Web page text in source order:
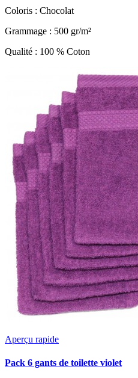
Coloris : Chocolat
Grammage : 500 gr/m²
Qualité : 100 % Coton
Aperçu rapide
Pack 6 gants de toilette violet